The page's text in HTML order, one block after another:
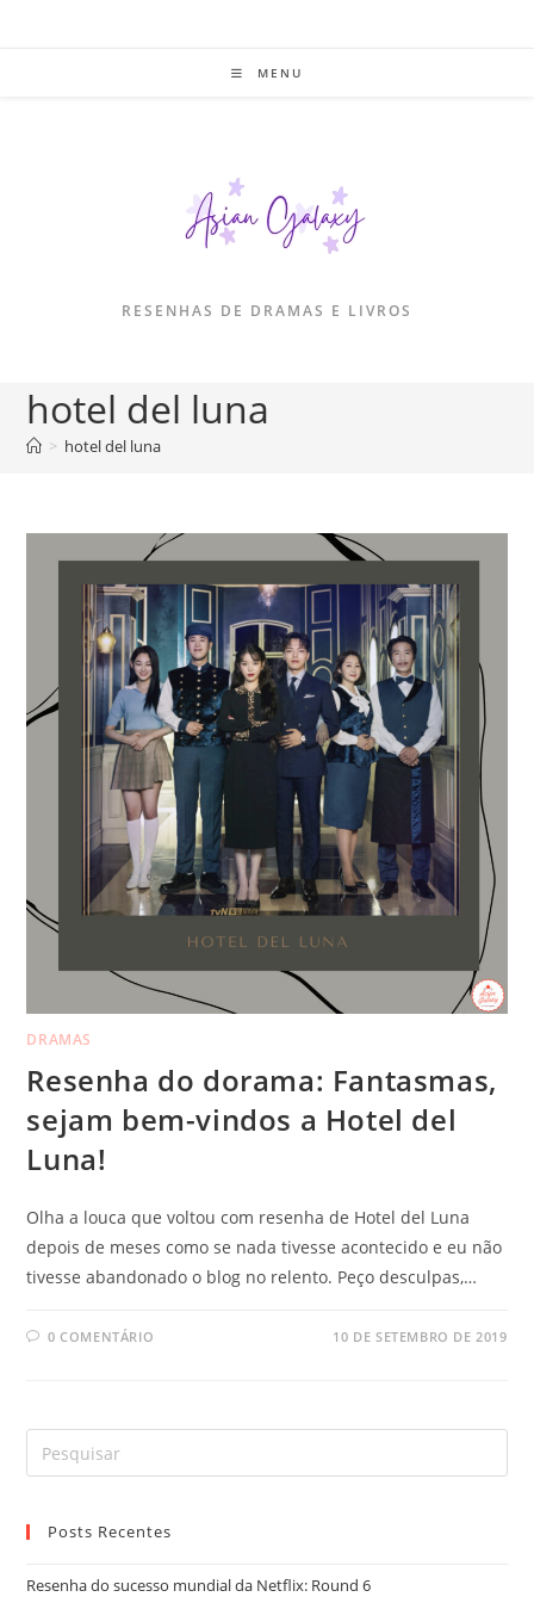
MENU
RESENHAS DE DRAMAS E LIVROS
hotel del luna
> hotel del luna
DRAMAS
Resenha do dorama: Fantasmas,
sejam bem-vindos a Hotel del
Luna!
Olha a louca que voltou com resenha de Hotel del Luna
depois de meses como se nada tivesse acontecido e eu não
tivesse abandonado o blog no relento. Peço desculpas,…
0 COMENTÁRIO 10 DE SETEMBRO DE 2019
Posts Recentes
Resenha do sucesso mundial da Netflix: Round 6